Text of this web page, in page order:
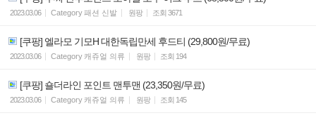
2023.03.06 Category패션 신발 원팡 조회 3671
[쿠팡] 엘라모 기모H 대한독립만세 후드티 (29,800원/무료)
2023.03.06 Category 캐쥬얼 의류 원팡 조회 194
[쿠팡] 숄더라인 포인트 맨투맨 (23,350원/무료)
2023.03.06 Category 캐쥬얼 의류 원팡 조회 145